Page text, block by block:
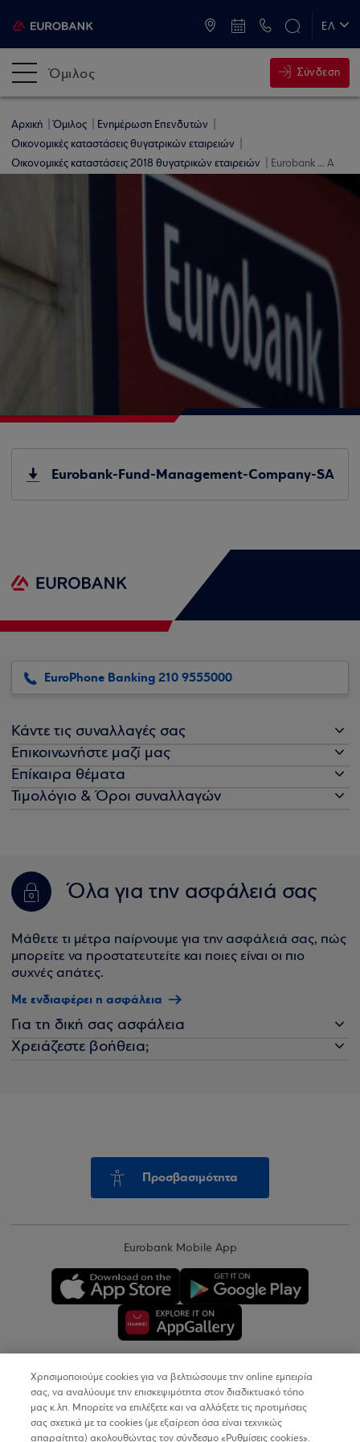
ΕΛ
Όμιλος Σύνδεση
Αρχική Όμιλος
Ενημέρωση Επενδυτών
Οικονομικές καταστάσεις θυγατρικών εταιρειών
Οικονομικές καταστάσεις 2018 θυγατρικών εταιρειών
Eurobank ... A
Eurobank-Fund-Management-Company-SA
EuroPhone Banking 210 9555000
Κάντε τις συναλλαγές σας
Επικοινωνήστε μαζί μας
Επίκαιρα θέματα
Τιμολόγιο & Όροι συναλλαγών
Όλα για την ασφάλειά σας
Μάθετε τι μέτρα παίρνουμε για την ασφάλειά σας, πώς
μπορείτε να προστατευτείτε και ποιες είναι οι πιο
συχνές απάτες.
Με ενδιαφέρει η ασφάλεια
Για τη δική σας ασφάλεια
Χρειάζεστε βοήθεια;
Προσβασιμότητα
Eurobank Mobile App
Copyright © 2026
Όροι Χρήσης
Χρησιμοποιούμε cookies για να βελτιώσουμε την online εμπειρία
σας, να αναλύουμε την επισκεψιμότητα στον διαδικτυακό τόπο
μας κ.λπ. Μπορείτε να επιλέξετε και να αλλάξετε τις προτιμήσεις
σας σχετικά με τα cookies (με εξαίρεση όσα είναι τεχνικώς
απαραίτητα) ακολουθώντας τον σύνδεσμο «Ρυθμίσεις cookies».